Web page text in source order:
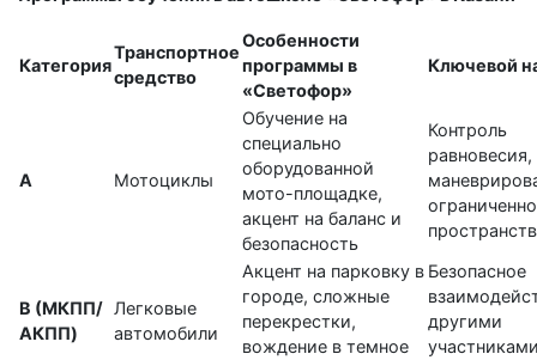
Категория
Транспортное
средство
Особенности
программы в
«Светофор»
Ключевой
А Мотоциклы
Обучение на
специально
оборудованной
мото-площадке,
акцент на баланс и
безопасность
Контроль
равновесия,
B (МКПП/
АКПП)
Легковые
автомобили
Акцент на парковку в
городе, сложные
перекрестки,
вождение в темное
Безопасное
другими